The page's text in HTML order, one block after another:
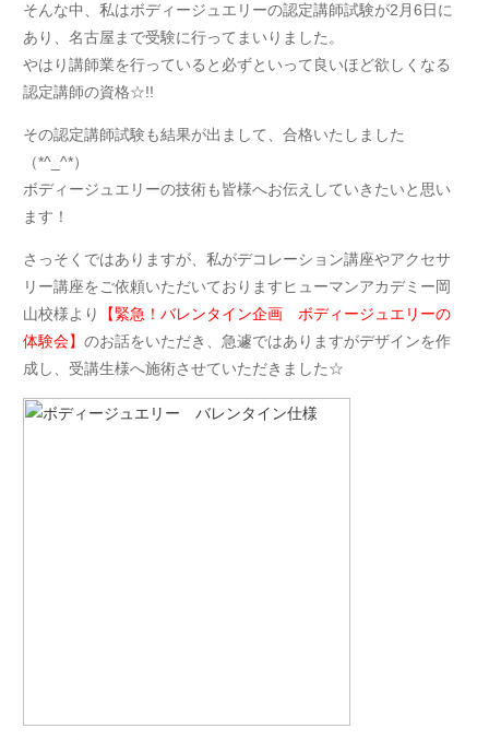
そんな中、私はボディージュエリーの認定講師試験が2月6日に
あり、名古屋まで受験に行ってまいりました。
やはり講師業を行っていると必ずといって良いほど欲しくなる
認定講師の資格☆!!
その認定講師試験も結果が出まして、合格いたしました
（*^_^*）
ボディージュエリーの技術も皆様へお伝えしていきたいと思い
ます！
さっそくではありますが、私がデコレーション講座やアクセサ
リー講座をご依頼いただいておりますヒューマンアカデミー岡
山校様より
【緊急！バレンタイン企画 ボディージュエリーの
体験会】のお話をいただき、急遽ではありますがデザインを作
成し、受講生様へ施術させていただきました☆